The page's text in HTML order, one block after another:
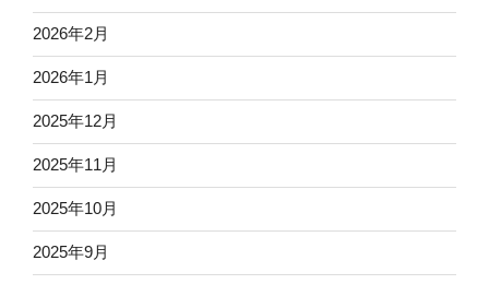
2026年2月
2026年1月
2025年12月
2025年11月
2025年10月
2025年9月